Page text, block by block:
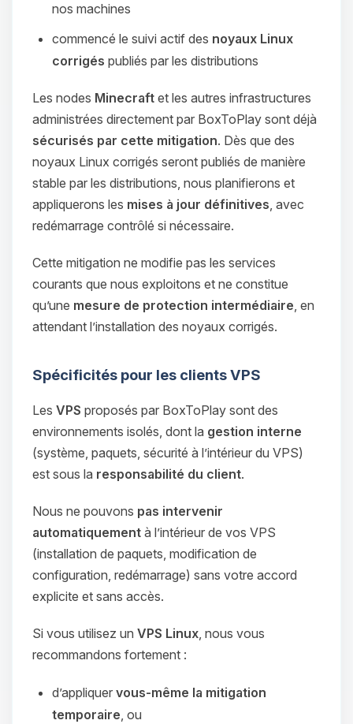
nos machines
commencé le suivi actif des noyaux Linux
corrigés publiés par les distributions
Les nodes Minecraft et les autres infrastructures
administrées directement par BoxToPlay sont déjà
sécurisés par cette mitigation. Dès que des
noyaux Linux corrigés seront publiés de manière
stable par les distributions, nous planifierons et
appliquerons les mises à jour définitives, avec
redémarrage contrôlé si nécessaire.
Cette mitigation ne modifie pas les services
courants que nous exploitons et ne constitue
qu’une mesure de protection intermédiaire, en
attendant l’installation des noyaux corrigés.
Spécificités pour les clients VPS
Les VPS proposés par BoxToPlay sont des
environnements isolés, dont la gestion interne
(système, paquets, sécurité à l’intérieur du VPS)
est sous la responsabilité du client.
Nous ne pouvons pas intervenir
automatiquement à l’intérieur de vos VPS
(installation de paquets, modification de
configuration, redémarrage) sans votre accord
explicite et sans accès.
Si vous utilisez un VPS Linux, nous vous
recommandons fortement :
d’appliquer vous-même la mitigation
temporaire, ou
Youpi, enfin quelqu’un pour me
assistant BoxToPlay. Dis-moi ce dont
tu as besoin et je vais remuer mes
petits circuits pour t’aider.
07/08/2026 à 22:46